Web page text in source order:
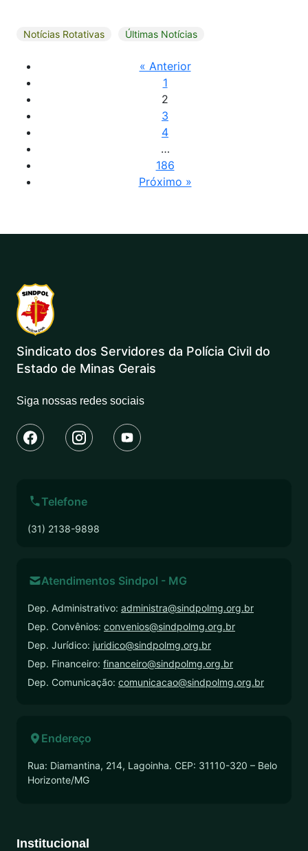
Notícias Rotativas Últimas Notícias
« Anterior
1
2
3
4
…
186
Próximo »
Sindicato dos Servidores da Polícia Civil do
Estado de Minas Gerais
Siga nossas redes sociais
Telefone
(31) 2138-9898
Atendimentos Sindpol - MG
Dep. Administrativo: administra@sindpolmg.org.br
Dep. Convênios: convenios@sindpolmg.org.br
Dep. Jurídico: juridico@sindpolmg.org.br
Dep. Financeiro: financeiro@sindpolmg.org.br
Dep. Comunicação: comunicacao@sindpolmg.org.br
Endereço
Rua: Diamantina, 214, Lagoinha. CEP: 31110-320 – Belo
Horizonte/MG
Institucional